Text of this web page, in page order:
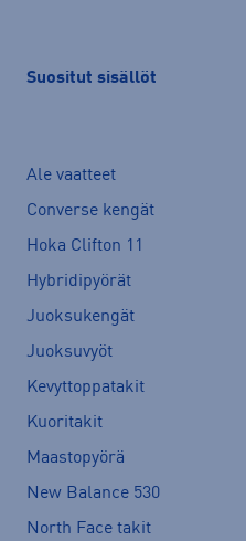
Suositut sisällöt
Ale vaatteet
Converse kengät
Hoka Clifton 11
Hybridipyörät
Juoksukengät
Juoksuvyöt
Kevyttoppatakit
Kuoritakit
Maastopyörä
New Balance 530
North Face takit